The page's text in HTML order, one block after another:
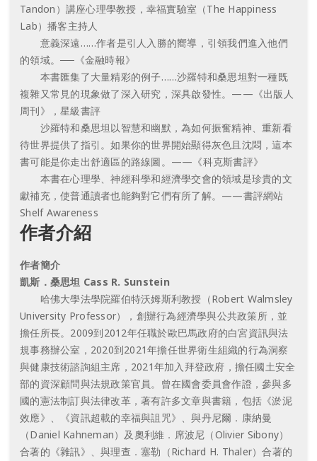
Tandon）講座心理學教授，幸福實驗室（The Happiness
Lab）播客主持人
意義深遠……作者是引人入勝的嚮導，引領我們進入他們
的領域。──《金融時報》
本書匯集了大量精彩的例子……沙羅特和桑思坦對一種既
複雜又常見的現象做了深入研究，深具啟發性。——《出版人
周刊》，星級書評
沙羅特和桑思坦以智慧和幽默，為如何振奮精神、重新看
待世界提供了指引。如果你的世界開始顯得灰色且沈悶，這本
書可能是你走出舒適區的路線圖。——《科克斯書評》
本書在心理學、神經科學和經濟學交會的領域是珍貴的文
獻補充，使普通讀者也能夠對它們有所了解。——書評網站
Shelf Awareness
作者介紹
作者簡介
凱斯．桑思坦 Cass R. Sunstein
哈佛大學法學院羅伯特沃姆斯利教授（Robert Walmsley
University Professor），創辦行為經濟學與公共政策所，並
擔任所長。2009到2012年任職於歐巴馬政府的白宮資訊與法
規事務辦公室，2020到2021年擔任世界衛生組織的行為洞察
與健康技術諮詢組主席，2021年加入拜登政府，擔任國土安全
部的資深顧問與法規政策官員。曾在國會委員會作證，參與多
國的憲法制訂與法律改革，著有許多文章與書籍，包括《淤泥
效應》、《資訊超載的幸福與詛咒》、與丹尼爾．康納曼
（Daniel Kahneman）及奧利維．席波尼（Olivier Sibony）
合著的《雜訊》、與理查．塞勒（Richard H. Thaler）合著的